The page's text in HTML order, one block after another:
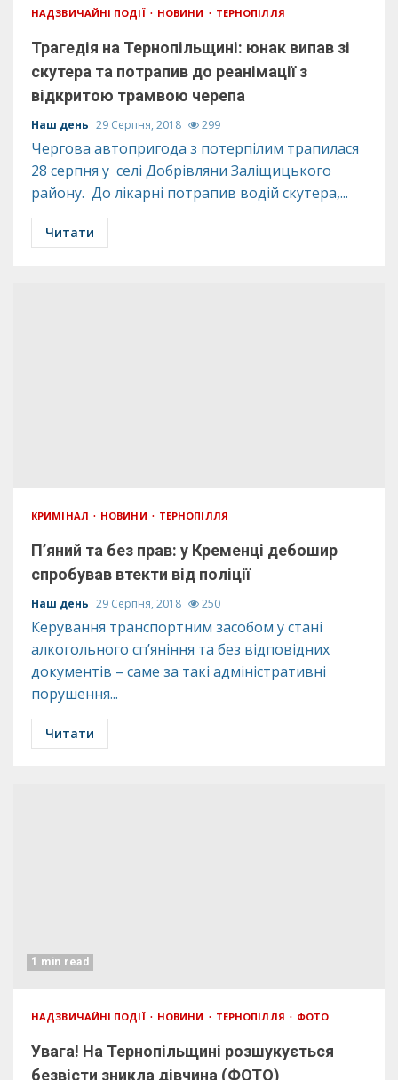
НАДЗВИЧАЙНІ ПОДІЇ НОВИНИ ТЕРНОПІЛЛЯ
Трагедія на Тернопільщині: юнак випав зі
скутера та потрапив до реанімації з
відкритою трамвою черепа
Наш день 29 Серпня, 2018 299
Чергова автопригода з потерпілим трапилася
28 серпня у селі Добрівляни Заліщицького
району. До лікарні потрапив водій скутера,...
Читати
КРИМІНАЛ НОВИНИ ТЕРНОПІЛЛЯ
П’яний та без прав: у Кременці дебошир
спробував втекти від поліції
Наш день 29 Серпня, 2018 250
Керування транспортним засобом у стані
алкогольного сп’яніння та без відповідних
документів – саме за такі адміністративні
порушення...
Читати
1 min read
НАДЗВИЧАЙНІ ПОДІЇ НОВИНИ ТЕРНОПІЛЛЯ ФОТО
Увага! На Тернопільщині розшукується
безвісти зникла дівчина (ФОТО)